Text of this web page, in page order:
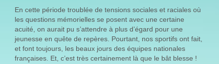
En cette période troublée de tensions sociales et raciales où
les questions mémorielles se posent avec une certaine
acuité, on aurait pu s’attendre à plus d’égard pour une
jeunesse en quête de repères. Pourtant, nos sportifs ont fait,
et font toujours, les beaux jours des équipes nationales
françaises. Et, c’est très certainement là que le bât blesse !